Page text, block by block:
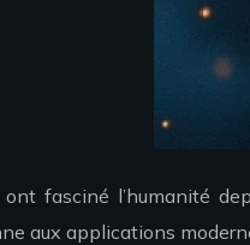
fasciné l’humanité
aux applications